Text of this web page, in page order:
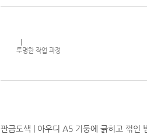
투명한 작업 과정
판금도색 | 아우디 A5 기둥에 긁히고 꺾인